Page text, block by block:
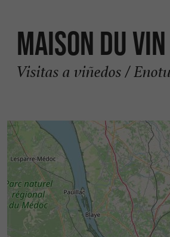
Maison du
Visitas a viñedos /